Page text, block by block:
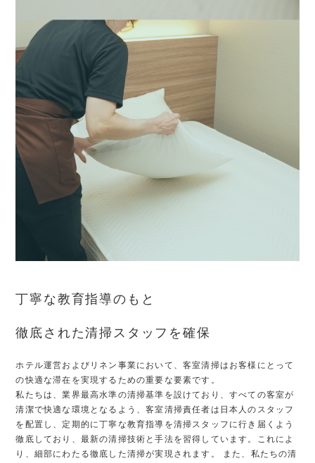
丁寧な教育指導のもと
徹底された清掃スタッフを確保
ホテル運営およびリネン事業において、客室清掃はお客様にとって
の快適な滞在を実現するための重要な要素です。
私たちは、業界最高水準の清掃基準を設けており、すべての客室が
清潔で快適な環境となるよう、客室清掃責任者は日本人のスタッフ
を配置し、定 期的に丁寧な教育指導を清掃スタッフに行き届くよう
徹底しており、最新の清掃技術と手法を習得しています。これによ
り、細部にわたる徹底した清掃が実現されます。
また、私たちの清